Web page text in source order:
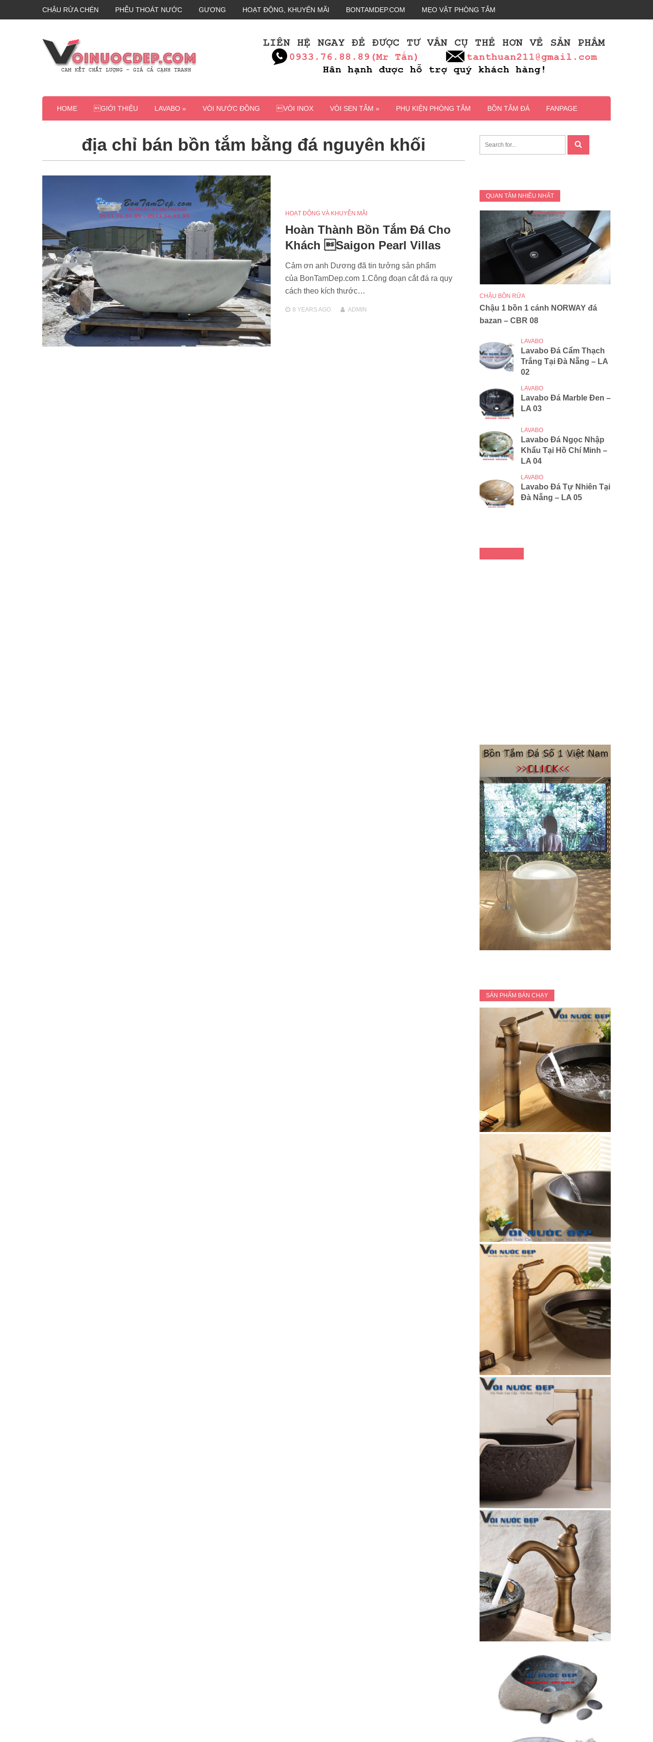
CHẬU RỬA CHÉN PHỄU THOÁT NƯỚC GƯƠNG HOẠT ĐỘNG, KHUYẾN MÃI BONTAMDEP.COM MẸO VẶT PHÒNG TẮM
HOME GIỚI THIỆU LAVABO » VÒI NƯỚC ĐỒNG VÒI INOX VÒI SEN TẮM » PHỤ KIỆN PHÒNG TẮM BỒN TẮM ĐÁ FANPAGE
địa chỉ bán bồn tắm bằng đá nguyên khối
HOẠT ĐỘNG VÀ KHUYỄN MÃI
Hoàn Thành Bồn Tắm Đá Cho
Khách Saigon Pearl Villas
Cảm ơn anh Dương đã tin tưởng sản phẩm
của BonTamDep.com 1.Công đoạn cắt đá ra quy
cách theo kích thước…
8 YEARSAGO ADMIN
QUAN TÂM NHIỀU NHẤT
CHẬU BỒN RỬA
Chậu 1 bồn 1 cánh NORWAY đá
bazan – CBR 08
LAVABO
Lavabo Đá Cẩm Thạch
Trắng Tại Đà Nẵng – LA
02
LAVABO
Lavabo Đá Marble Đen –
LA 03
LAVABO
Lavabo Đá Ngọc Nhập
Khẩu Tại Hồ Chí Minh –
LA 04
LAVABO
Lavabo Đá Tự Nhiên Tại
Đà Nẵng – LA 05
SẢN PHẨM BÁN CHẠY